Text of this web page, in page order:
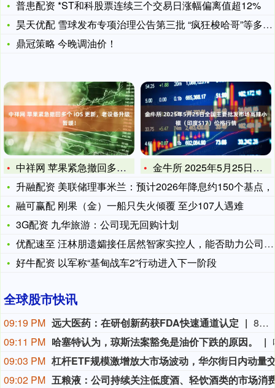
普患配资 *ST和科股票连续三个交易日涨幅偏离值超12%
昊天优配 雪球发布专项治理公告第三批 “疯狂梭哈哥”等多个违
鼎冠策略 今晚调油价！
中祥网 苹果紧急撤回多个 iOS 更新，老设备升级暂缓！
金牛所 2025年5月25日全国主要批发市场高辣小椒（印度S
升融配资 美联储理事米兰：预计2026年降息约150个基点，
融可赢配 刚果（金）一船只失火倾覆 至少107人遇难
3G配资 九华旅游：公司现无回购计划
优配速至 汪林朋遗孀接任居然智家实控人，能否助力公司平稳发展
好牛配资 以军称“基甸战车2”行动进入下一阶段
全球股市快讯
09:19 PM 远大医药：在研创新药获FDA快速通道认定
8月9日，远大医药（00512.HK）披露公告，公司FAP靶点创新核药GPN01530-2获得美国FDA授予快速通道资格（FTD）。GPN01530-2目前已获FDA批准开展用于诊断实体瘤的I/II期临床研究，此次获快速通道资格认定，有望加快GPN01530-2未来开发及上市进程。
09:11 PM 哈塞特认为，琼斯法案豁免是油价下跌的原因。
09:03 PM
09:02 PM